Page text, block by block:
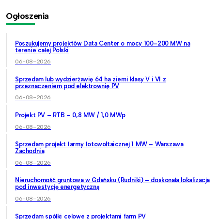
Ogłoszenia
Poszukujemy projektów Data Center o mocy 100–200 MW na
terenie całej Polski
06-08-2026
Sprzedam lub wydzierżawię 64 ha ziemi klasy V i VI z
przeznaczeniem pod elektrownię PV
06-08-2026
Projekt PV – RTB – 0,8 MW / 1,0 MWp
06-08-2026
Sprzedam projekt farmy fotowoltaicznej 1 MW – Warszawa
Zachodnia
06-08-2026
Nieruchomość gruntowa w Gdańsku (Rudniki) – doskonała lokalizacja
pod inwestycję energetyczną
06-08-2026
Sprzedam spółki celowe z projektami farm PV